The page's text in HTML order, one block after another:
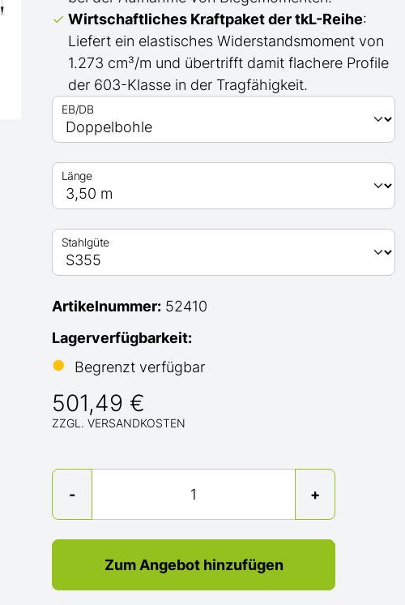
Wirtschaftliches Kraftpaket dertkL-Reihe:
Liefert ein elastisches Widerstandsmoment von
1.273 cm³/m und übertrifft damit flachere Profile
der 603-Klasse in der Tragfähigkeit.
EB/DB
Länge
Stahlgüte
Artikelnummer: 52410
Lagerverfügbarkeit:
●
Begrenzt verfügbar
501,49 €
ZZGL. VERSANDKOSTEN
-
Menge
+
Zum Angebot hinzufügen